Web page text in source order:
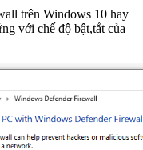
trên Windows 10 hay
với chế độ bật,tắt của